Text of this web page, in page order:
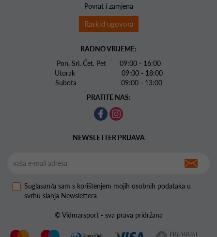
Povrat i zamjena
Raskid ugovora
RADNO VRIJEME:
Pon. Sri. Čet. Pet 09:00 - 16:00
Utorak 09:00 - 18:00
Subota 09:00 - 13:00
PRATITE NAS:
NEWSLETTER PRIJAVA
Suglasan/a sam s korištenjem mojih osobnih podataka u
svrhu slanja Newslettera
© Vidmarsport - sva prava pridržana